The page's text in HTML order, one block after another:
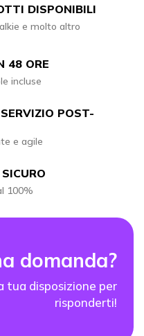
DISPONIBILI
e molto altro
48 ORE
incluse
POST-
e agile
100%
domanda?
tua disposizione per
risponderti!